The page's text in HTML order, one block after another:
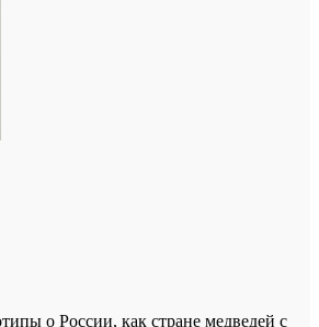
о России, как стране медведей с